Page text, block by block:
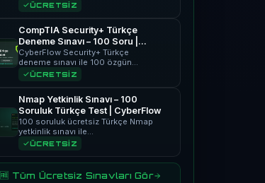
ÜCRETSİZ
CompTIA Security+ Türkçe
Deneme Sınavı – 100 Soru |
CyberFlow
CyberFlow Security+ Türkçe
deneme sınavı ile 100 özgün…
ÜCRETSİZ
Nmap Yetkinlik Sınavı – 100
Soruluk Türkçe Test | CyberFlow
100 soruluk ücretsiz Türkçe Nmap
yetkinlik sınavı ile…
ÜCRETSİZ
🆓 Tüm Ücretsiz Sınavları Gör